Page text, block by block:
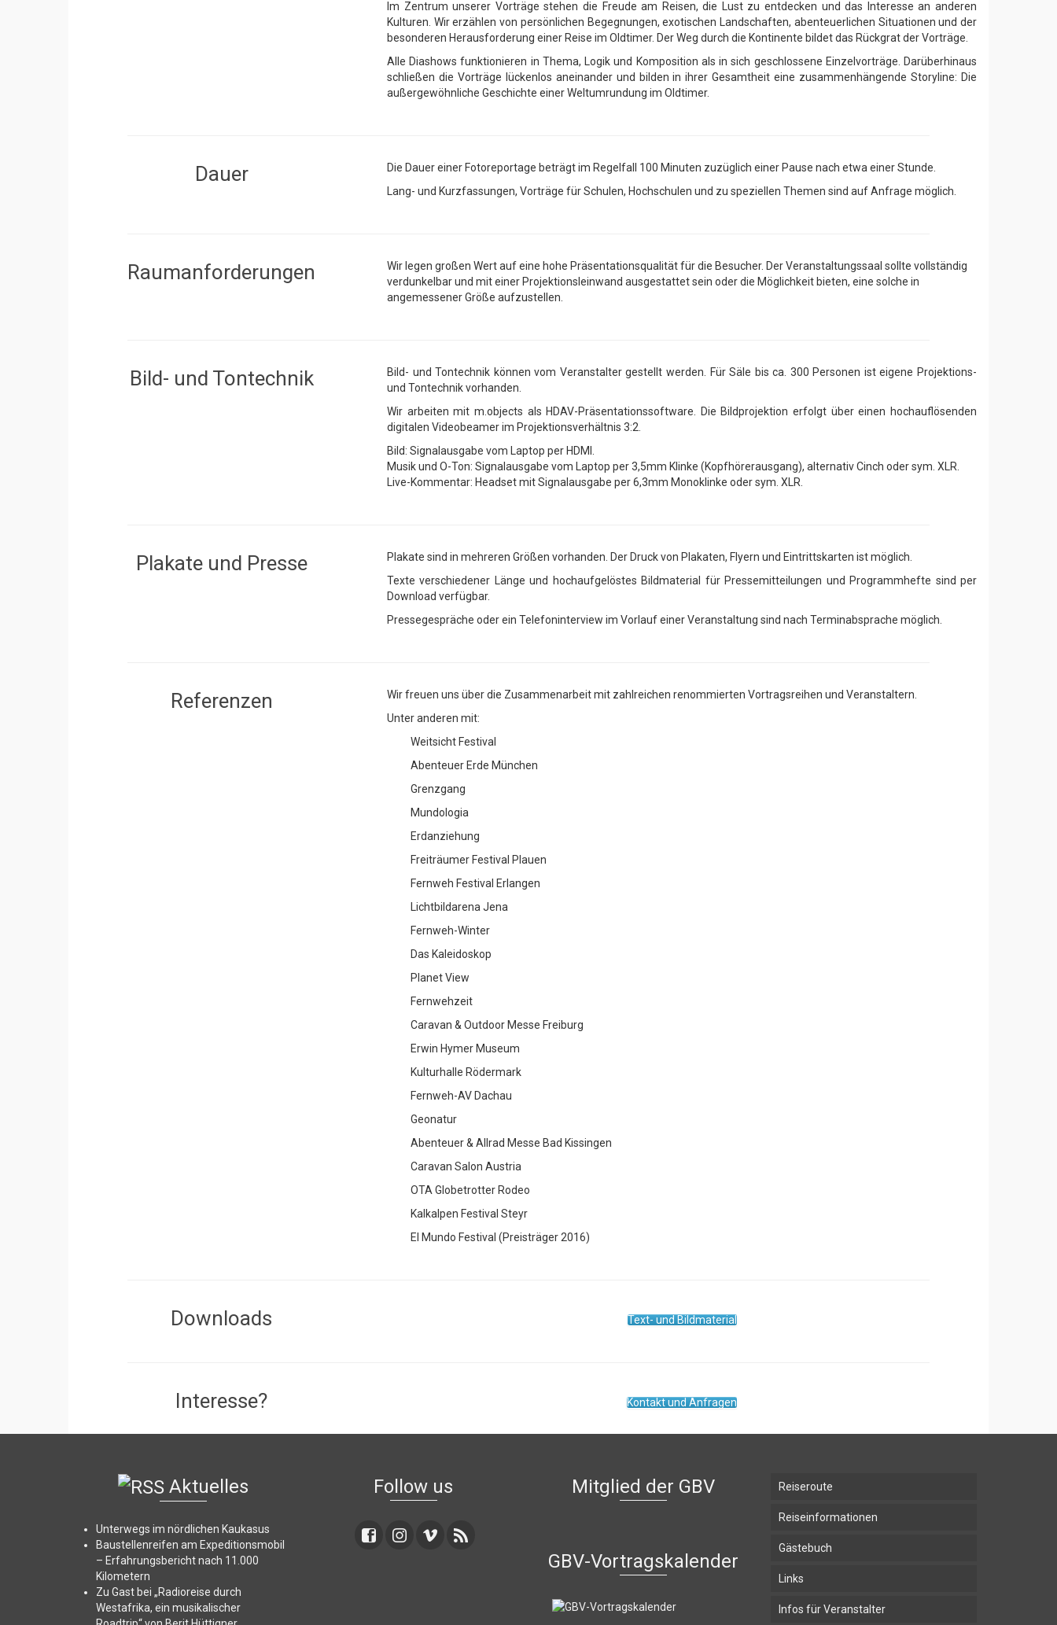
Im Zentrum unserer Vorträge stehen die Freude am Reisen, die Lust zu entdecken und das Interesse an anderen
Kulturen. Wir erzählen von persönlichen Begegnungen, exotischen Landschaften, abenteuerlichen Situationen und der
besonderen Herausforderung einer Reise im Oldtimer. Der Weg durch die Kontinente bildet das Rückgrat der Vorträge.
Alle Diashows funktionieren in Thema, Logik und Komposition als in sich geschlossene Einzelvorträge. Darüberhinaus
schließen die Vorträge lückenlos aneinander und bilden in ihrer Gesamtheit eine zusammenhängende Storyline: Die
außergewöhnliche Geschichte einer Weltumrundung im Oldtimer.
Dauer
Die Dauer einer Fotoreportage beträgt im Regelfall 100 Minuten zuzüglich einer Pause nach etwa einer Stunde.
Lang- und Kurzfassungen, Vorträge für Schulen, Hochschulen und zu speziellen Themen sind auf Anfrage möglich.
Raumanforderungen
Wir legen großen Wert auf eine hohe Präsentationsqualität für die Besucher. Der Veranstaltungssaal sollte vollständig
verdunkelbar und mit einer Projektionsleinwand ausgestattet sein oder die Möglichkeit bieten, eine solche in
angemessener Größe aufzustellen.
Bild- und Tontechnik
Bild- und Tontechnik können vom Veranstalter gestellt werden. Für Säle bis ca. 300 Personen ist eigene Projektions-
und Tontechnik vorhanden.
Wir arbeiten mit m.objects als HDAV-Präsentationssoftware. Die Bildprojektion erfolgt über einen hochauflösenden
digitalen Videobeamer im Projektionsverhältnis 3:2.
Bild: Signalausgabe vom Laptop per HDMI.
Musik und O-Ton: Signalausgabe vom Laptop per 3,5mm Klinke (Kopfhörerausgang), alternativ Cinch oder sym. XLR.
Live-Kommentar: Headset mit Signalausgabe per 6,3mm Monoklinke oder sym. XLR.
Plakate und Presse
Plakate sind in mehreren Größen vorhanden. Der Druck von Plakaten, Flyern und Eintrittskarten ist möglich.
Texte verschiedener Länge und hochaufgelöstes Bildmaterial für Pressemitteilungen und Programmhefte sind per
Download verfügbar.
Pressegespräche oder ein Telefoninterview im Vorlauf einer Veranstaltung sind nach Terminabsprache möglich.
Referenzen
Wir freuen uns über die Zusammenarbeit mit zahlreichen renommierten Vortragsreihen und Veranstaltern.
Unter anderen mit:
Weitsicht Festival
Abenteuer Erde München
Grenzgang
Mundologia
Erdanziehung
Freiträumer Festival Plauen
Fernweh Festival Erlangen
Lichtbildarena Jena
Fernweh-Winter
Das Kaleidoskop
Planet View
Fernwehzeit
Caravan & Outdoor Messe Freiburg
Erwin Hymer Museum
Kulturhalle Rödermark
Fernweh-AV Dachau
Geonatur
Abenteuer & Allrad Messe Bad Kissingen
Caravan Salon Austria
OTA Globetrotter Rodeo
Kalkalpen Festival Steyr
El Mundo Festival (Preisträger 2016)
Downloads Text- und Bildmaterial
Interesse? Kontakt und Anfragen
Aktuelles
Unterwegs im nördlichen Kaukasus
Baustellenreifen am Expeditionsmobil
– Erfahrungsbericht nach 11.000
Kilometern
Zu Gast bei „Radioreise durch
Westafrika, ein musikalischer
Follow us Mitglied der GBV
GBV-Vortragskalender
Reiseroute
Reiseinformationen
Gästebuch
Links
Infos für Veranstalter